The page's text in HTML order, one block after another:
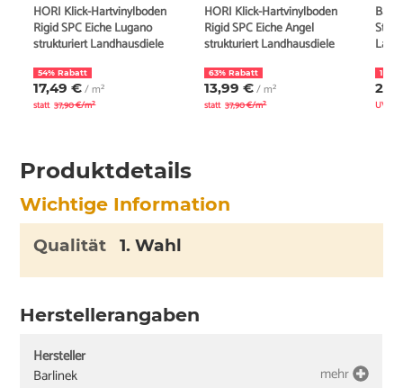
HORI Klick-Hartvinylboden
Rigid SPC Eiche Lugano
strukturiert Landhausdiele
54% Rabatt
17,49 €/ m²
statt 37,90 €/m²
HORI Klick-Hartvinylboden
Rigid SPC Eiche Angel
strukturiert Landhausdiele
63% Rabatt
13,99 €/ m²
statt 37,90 €/m²
Step
15%
UVP
Produktdetails
Wichtige Information
Qualität 1. Wahl
Herstellerangaben
Hersteller
Barlinek
mehr